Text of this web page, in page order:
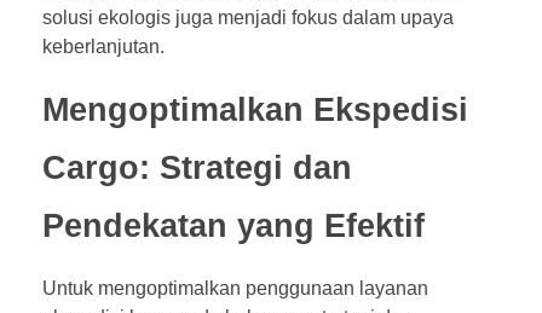
solusi ekologis juga menjadi fokus dalam upaya
keberlanjutan.
Mengoptimalkan Ekspedisi
Cargo: Strategi dan
Pendekatan yang Efektif
Untuk mengoptimalkan penggunaan layanan